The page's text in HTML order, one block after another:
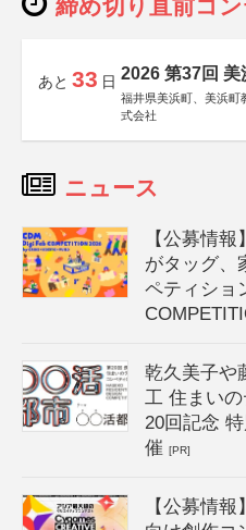
締め切り直前コン
あと 33 日 2026 第37回 美
福井県美浜町、美浜町
式会社
ニュース
【公募情
がタッグ、
ペティショ
乾久美子や
工 住まい
20回記念
催[PR]
【公募情